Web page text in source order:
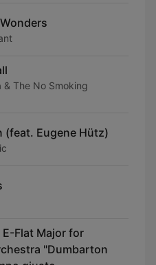
& The No Smoking
(feat. Eugene Hütz)
Flat Major for
"Dumbarton